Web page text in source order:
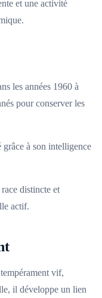
et une activité
les années 1960 à
pour conserver les
à son intelligence
distincte et
actif.
vif,
il développe un lien